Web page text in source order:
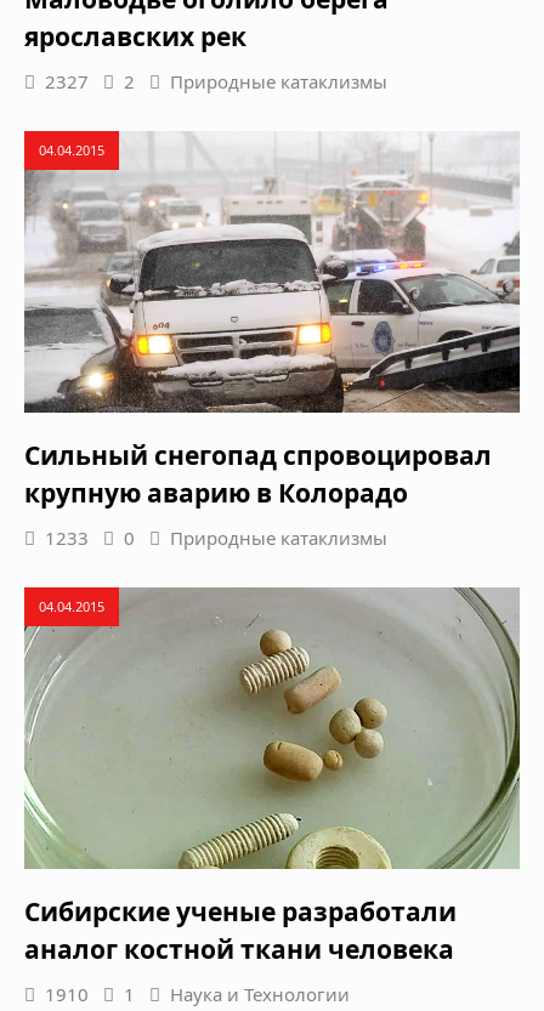
ярославских рек
2327 2 Природные катаклизмы
04.04.2015
Сильный снегопад спровоцировал
крупную аварию в Колорадо
1233 0 Природные катаклизмы
04.04.2015
Сибирские ученые разработали
аналог костной ткани человека
1910 1 Наука и Технологии